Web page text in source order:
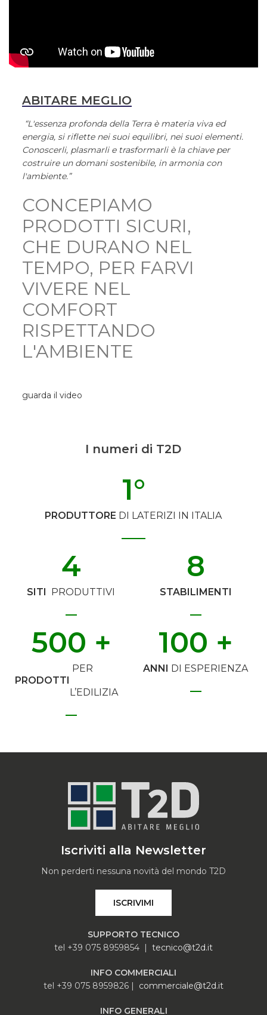
ABITARE MEGLIO
“L'essenza profonda della Terra è materia viva ed
energia, si riflette nei suoi equilibri, nei suoi elementi.
Conoscerli, plasmarli e trasformarli è la chiave per
costruire un domani sostenibile, in armonia con
l'ambiente.”
CONCEPIAMO
PRODOTTI SICURI,
CHE DURANO NEL
TEMPO, PER FARVI
VIVERE NEL
COMFORT
RISPETTANDO
L'AMBIENTE
guarda il video
I numeri di T2D
PRODUTTORE DI LATERIZI IN ITALIA
1°
SITI PRODUTTIVI
4
STABILIMENTI
8
PRODOTTI
PER
L’EDILIZIA
500 +
ANNI DI ESPERIENZA
100 +
Iscriviti alla Newsletter
Non perderti nessuna novità del mondo T2D
ISCRIVIMI
SUPPORTO TECNICO
tel +39 075 8959854 | tecnico@t2d.it
INFO COMMERCIALI
tel +39 075 8959826 | commerciale@t2d.it
INFO GENERALI